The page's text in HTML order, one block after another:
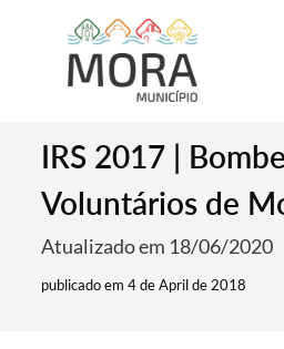
IRS 2017 |
Voluntários de
Atualizado em 18/06/2020
publicado em 4 de April de 2018